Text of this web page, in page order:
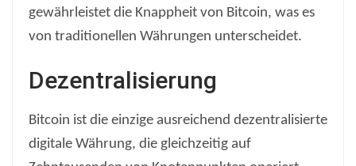
gewährleistet die Knappheit von Bitcoin, was es
von traditionellen Währungen unterscheidet.
Dezentralisierung
Bitcoin ist die einzige ausreichend dezentralisierte
digitale Währung, die gleichzeitig auf